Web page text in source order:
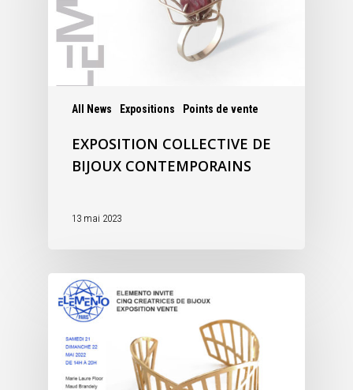
All News Expositions Points de vente
EXPOSITION COLLECTIVE DE
BIJOUX CONTEMPORAINS
13 mai 2023